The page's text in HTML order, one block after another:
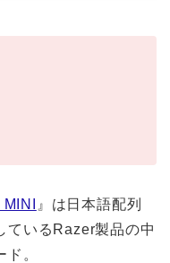
』は日本語配列
ているRazer製品の中
。